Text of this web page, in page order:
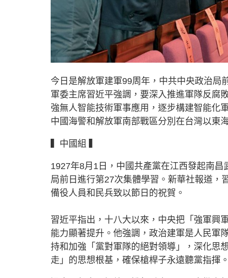
今日是解放軍建軍99周年，中共中央政治局
軍委主席習近平強調，要深入推進軍隊反腐
強無人智能技術軍事應用，逐步構建智能化
中國海警和解放軍南部戰區分別在台灣以東
▍中國組 ▍
1927年8月1日，中國共產黨在江西發起南
局前日進行第27次集體學習。新華社報道，
備役人員和民兵致以節日的祝賀。
習近平指出，十八大以來，中央把「強軍興
能力顯著提升。他強調，政治建軍是人民軍
持和加強「黨對軍隊的絕對領導」，深化思
走」的思想根基，確保槍桿子永遠聽黨指揮。